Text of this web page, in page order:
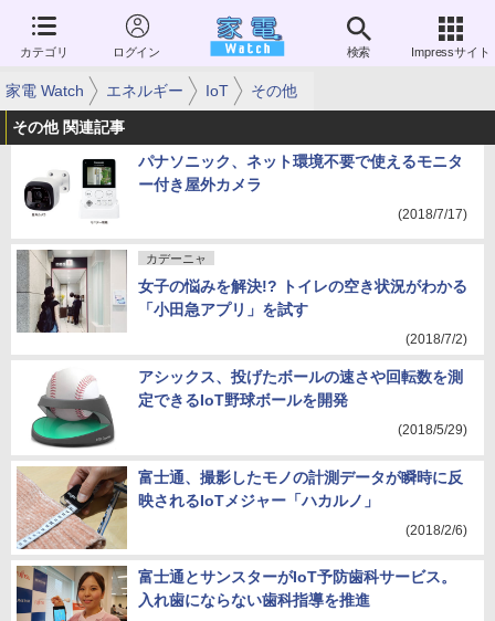
カテゴリ ログイン 検索 Impressサイト
家電 Watch エネルギー IoT その他
その他 関連記事
パナソニック、ネット環境不要で使えるモニタ
ー付き屋外カメラ
(2018/7/17)
カデーニャ
女子の悩みを解決!? トイレの空き状況がわかる
「小田急アプリ」を試す
(2018/7/2)
アシックス、投げたボールの速さや回転数を測
定できるIoT野球ボールを開発
(2018/5/29)
富士通、撮影したモノの計測データが瞬時に反
映されるIoTメジャー「ハカルノ」
(2018/2/6)
富士通とサンスターがIoT予防歯科サービス。
入れ歯にならない歯科指導を推進